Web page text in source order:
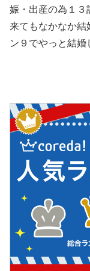
娠・出産の為１３
来てもなかなか結
ン９でやっと結婚